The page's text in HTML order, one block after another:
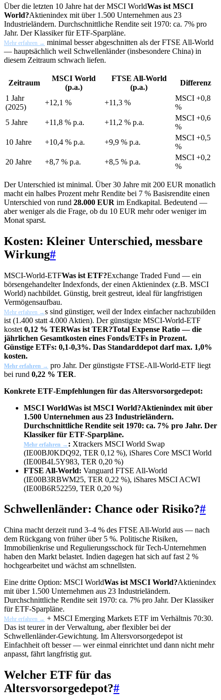
Über die letzten 10 Jahre hat derMSCI WorldWas ist MSCI
World?Aktienindex mit über 1.500 Unternehmen aus 23
Industrieländern. Durchschnittliche Rendite seit 1970: ca. 7% pro
Jahr. Der Klassiker für ETF-Sparpläne.
Mehr erfahren → minimal besser abgeschnitten als der FTSE All-World
— hauptsächlich weil Schwellenländer (insbesondere China) in
diesem Zeitraum schwach liefen.
Zeitraum
MSCI World
(p.a.)
FTSE All-World
(p.a.)
Differenz
1 Jahr
(2025)
+12,1 % +11,3 %
MSCI +0,8
%
5 Jahre
+11,8 % p.a. +11,2 % p.a.
MSCI +0,6
%
10 Jahre
+10,4 % p.a. +9,9 % p.a.
MSCI +0,5
%
20 Jahre
+8,7 % p.a. +8,5 % p.a.
MSCI +0,2
%
Der Unterschied ist minimal. Über 30 Jahre mit 200 EUR monatlich
macht ein halbes Prozent mehr Rendite bei 7 % Basisrendite einen
Unterschied von rund 28.000 EUR im Endkapital. Bedeutend —
aber weniger als die Frage, ob du 10 EUR mehr oder weniger im
Monat sparst.
Kosten: Kleiner Unterschied, messbare
Wirkung#
MSCI-World-ETFWas ist ETF?Exchange Traded Fund — ein
börsengehandelter Indexfonds, der einen Aktienindex (z.B. MSCI
World) nachbildet. Günstig, breit gestreut, ideal für langfristigen
Vermögensaufbau.
Mehr erfahren →s sind günstiger, weil der Index einfacher nachzubilden
ist (1.400 statt 4.000 Aktien). Der günstigste MSCI-World-ETF
kostet 0,12 % TERWas ist TER?Total Expense Ratio — die
jährlichen Gesamtkosten eines Fonds/ETFs in Prozent.
Günstige ETFs: 0,1-0,3%. Das Standarddepot darf max. 1,0%
kosten.
Mehr erfahren → pro Jahr. Der günstigste FTSE-All-World-ETF liegt
bei rund 0,22 % TER.
Konkrete ETF-Empfehlungen für das Altersvorsorgedepot:
MSCI WorldWas ist MSCI World?Aktienindex mit über
1.500 Unternehmen aus 23 Industrieländern.
Durchschnittliche Rendite seit 1970: ca. 7% pro Jahr. Der
Klassiker für ETF-Sparpläne.
Mehr erfahren → : Xtrackers MSCI World Swap
(IE00BJ0KDQ92, TER 0,12 %), iShares Core MSCI World
(IE00B4L5Y983, TER 0,20 %)
FTSE All-World: Vanguard FTSE All-World
(IE00B3RBWM25, TER 0,22 %), iShares MSCI ACWI
(IE00B6R52259, TER 0,20 %)
Schwellenländer: Chance oder Risiko?#
China macht derzeit rund 3–4 % des FTSE All-World aus — nach
dem Rückgang von früher über 5 %. Politische Risiken,
Immobilienkrise und Regulierungsschock für Tech-Unternehmen
haben den Markt belastet. Indien dagegen hat sich auf fast 2 %
hochgearbeitet und wächst am schnellsten.
Eine dritte Option: MSCI WorldWas ist MSCI World?Aktienindex
mit über 1.500 Unternehmen aus 23 Industrieländern.
Durchschnittliche Rendite seit 1970: ca. 7% pro Jahr. Der Klassiker
für ETF-Sparpläne.
Mehr erfahren → + MSCI Emerging Markets ETF im Verhältnis 70:30.
Das ist teurer in der Verwaltung, aber flexibler bei der
Schwellenländer-Gewichtung. Im Altersvorsorgedepot ist
Einfachheit oft besser — wer einmal einrichtet und dann nicht mehr
anpasst, fährt langfristig gut.
Welcher ETF für das
Altersvorsorgedepot?#